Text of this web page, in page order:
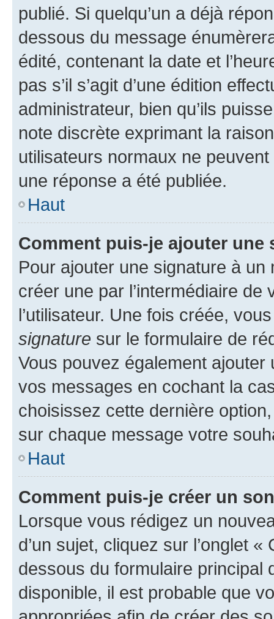
publié. Si quelqu’un a déjà
dessous du message
édité, contenant la date et
pas s’il s’agit d’une édition
administrateur, bien qu’ils
note discrète exprimant la
utilisateurs normaux ne
une réponse a été publiée.
Haut
Comment puis-je ajouter une
Pour ajouter une signature à un
créer une par l’intermédiaire
l’utilisateur. Une fois créée,
signature sur le formulaire de
Vous pouvez également
vos messages en cochant la
choisissez cette dernière
sur chaque message votre
Haut
Comment puis-je créer un
Lorsque vous rédigez un
d’un sujet, cliquez sur l’onglet
dessous du formulaire principal
disponible, il est probable que